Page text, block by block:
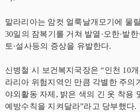
말라리아는 암컷 얼룩날개모기에 물
30일의 잠복기를 거쳐 발열·오한·발한
토·설사등의 증상을 유발한다.
신병철 시 보건복지국장은 “인천 10
라리아 위험지역인 만큼 각별한 주의
야외활동 자제, 밝은 색의 긴 옷 착용
예방수칙을 지켜달라”라고 당부했다.